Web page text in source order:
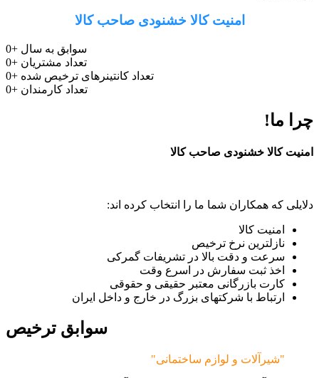
امنیت کالا خشنودی صاحب کالا
0+ سوابق به سال
0+ تعداد مشتریان
0+ تعداد کانتینرهای ترخیص شده
0+ تعداد کارمندان
چرا ما!
امنیت کالا خشنودی صاحب کالا
دلایلی که همکاران شما ما را انتخاب کرده اند:
امنیت کالا
نازلترین نرخ ترخیص
سرعت و دقت بالا در تشریفات گمرکی
اخذ ثبت سفارش در اسرع وقت
کارت بازرگانی معتبر حقیقی و حقوقی
ارتباط با شرکتهای بزرگ در خارج و داخل ایران
سوابق ترخیص
"شیرآلات و لوازم ساختمانی"